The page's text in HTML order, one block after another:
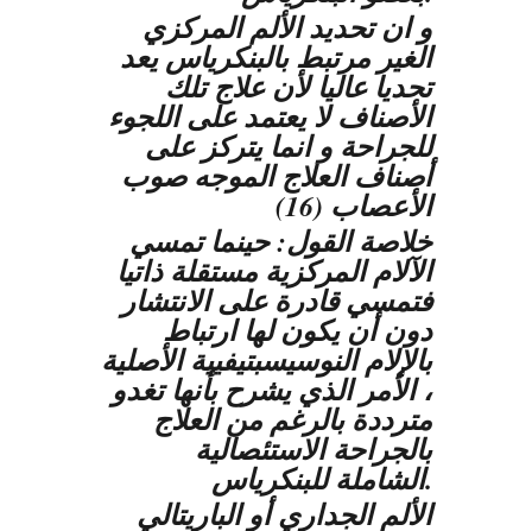
و ان تحديد الألم المركزي
الغير مرتبط بالبنكرياس يعد
تحديا عاليا لأن علاج تلك
الأصناف لا يعتمد على اللجوء
للجراحة و انما يتركز على
أصناف العلاج الموجه صوب
الأعصاب (16)
خلاصة القول: حينما تمسي
الآلام المركزية مستقلة ذاتيا
فتمسي قادرة على الانتشار
دون أن يكون لها ارتباط
بالإلام النوسيسبتيفيية الأصلية
، الأمر الذي يشرح بأنها تغدو
مترددة بالرغم من العلاج
بالجراحة الاستئصالية
الشاملة للبنكرياس.
الألم الجداري أو الباريتالي